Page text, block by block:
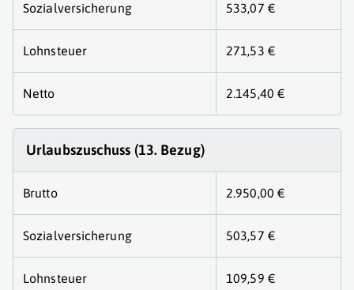
Sozialversicherung 533,07 €
Lohnsteuer 271,53 €
Netto 2.145,40 €
Urlaubszuschuss (13. Bezug)
Brutto 2.950,00 €
Sozialversicherung 503,57 €
Lohnsteuer 109,59 €